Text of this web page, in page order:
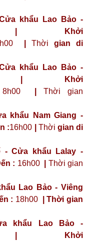
khẩu Lao Bảo -
| Khởi
Thời gian di
khẩu Lao Bảo -
| Khởi
8h00 |Thời gian
khẩu Nam Giang -
:16h00 Thời gian di
- Cửa khẩu Lalay -
: 16h00| Thời gian
Lao Bảo - Viêng
: 18h00| Thời gian
khẩu Lao Bảo -
| Khởi